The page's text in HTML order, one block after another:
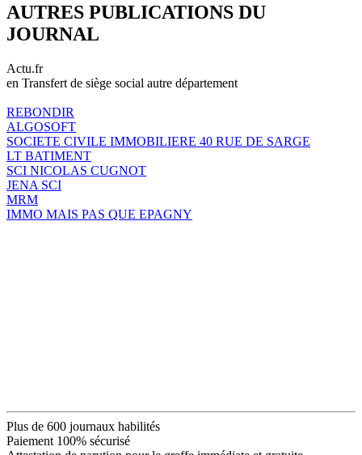
AUTRES PUBLICATIONS DU
JOURNAL
Actu.fr
en Transfert de siège social autre département
REBONDIR
ALGOSOFT
SOCIETE CIVILE IMMOBILIERE 40 RUE DE SARGE
LT BATIMENT
SCI NICOLAS CUGNOT
JENA SCI
MRM
IMMO MAIS PAS QUE EPAGNY
Plus de 600 journaux habilités
Paiement 100% sécurisé